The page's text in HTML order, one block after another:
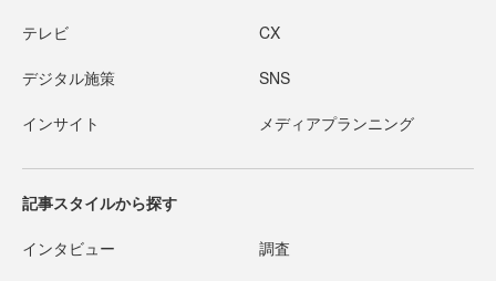
テレビ CX
デジタル施策 SNS
インサイト メディアプランニング
記事スタイルから探す
インタビュー 調査